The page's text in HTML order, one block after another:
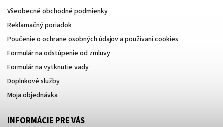
Všeobecné obchodné podmienky
Reklamačný poriadok
Poučenie o ochrane osobných údajov a používaní cookies
Formulár na odstúpenie od zmluvy
Formulár na vytknutie vady
Doplnkové služby
Moja objednávka
INFORMÁCIE PRE VÁS